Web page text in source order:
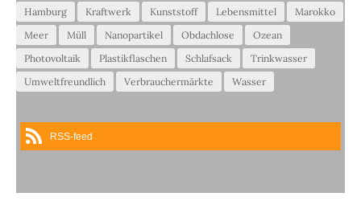
Hamburg
Kraftwerk Kunststoff Lebensmittel
Marokko
Meer
Müll Nanopartikel Obdachlose
Ozean
Photovoltaik
Plastikflaschen Schlafsack
Trinkwasser
Umweltfreundlich
Verbrauchermärkte Wasser
RSS-feed